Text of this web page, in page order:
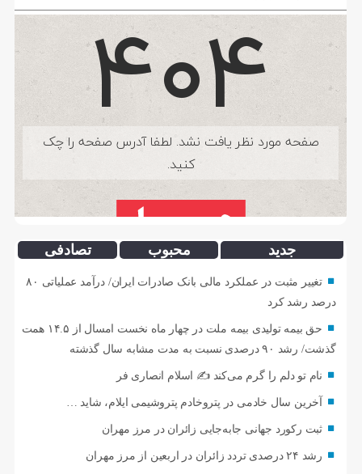
جدید محبوب تصادفی
تغییر مثبت در عملکرد مالی بانک صادرات ایران/ درآمد عملیاتی ۸۰
درصد رشد کرد
حق بیمه تولیدی بیمه ملت در چهار ماه نخست امسال از ۱۴.۵ همت
گذشت/ رشد ۹۰ درصدی نسبت به مدت مشابه سال گذشته
نام تو دلم را گرم می‌کند ✍️ اسلام انصاری فر
آخرین سال خادمی در پتروخادم پتروشیمی ایلام، شاید …
ثبت رکورد جهانی جابه‌جایی زائران در مرز مهران
رشد ۲۴ درصدی تردد زائران در اربعین از مرز مهران